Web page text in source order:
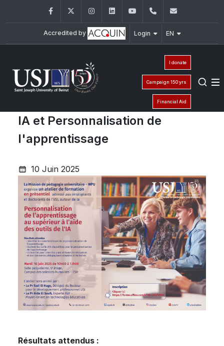
FacebookTwitter InstagramLinkedInYouTube+961 (1) 421 000
Accredited by Login EN
I donate
Campaign 150 yrs
Financial Aid
IA et Personnalisation de
l'apprentissage
10 Juin 2025
Résultats attendus :